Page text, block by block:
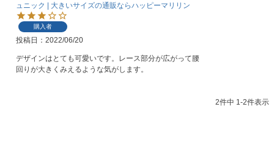
ュニック | 大きいサイズの通販ならハッピーマリリン
購入者
投稿日 2022/06/20
デザインはとても可愛いです。レース部分が広がって腰
回りが大きくみえるような気がします。
2件中 1-2件表示